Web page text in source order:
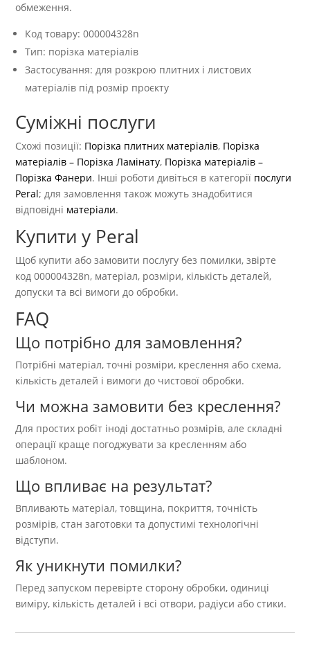
обмеження.
Код товару: 000004328n
Тип: порізка матеріалів
Застосування: для розкрою плитних і листових
матеріалів під розмір проєкту
Суміжні послуги
Схожі позиції: Порізка плитних матеріалів, Порізка
матеріалів – Порізка Ламінату, Порізка матеріалів –
Порізка Фанери. Інші роботи дивіться в категорії послуги
Peral; для замовлення також можуть знадобитися
відповідні матеріали.
Купити у Peral
Щоб купити або замовити послугу без помилки, звірте
код 000004328n, матеріал, розміри, кількість деталей,
допуски та всі вимоги до обробки.
FAQ
Що потрібно для замовлення?
Потрібні матеріал, точні розміри, креслення або схема,
кількість деталей і вимоги до чистової обробки.
Чи можна замовити без креслення?
Для простих робіт іноді достатньо розмірів, але складні
операції краще погоджувати за кресленням або
шаблоном.
Що впливає на результат?
Впливають матеріал, товщина, покриття, точність
розмірів, стан заготовки та допустимі технологічні
відступи.
Як уникнути помилки?
Перед запуском перевірте сторону обробки, одиниці
виміру, кількість деталей і всі отвори, радіуси або стики.